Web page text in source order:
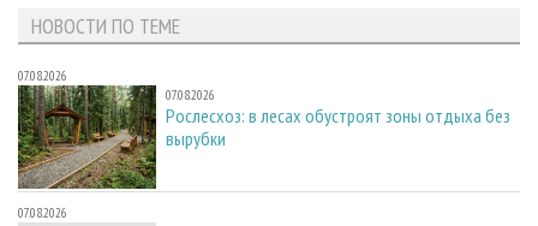
НОВОСТИ ПО ТЕМЕ
07.08.2026
07.08.2026
Рослесхоз: в лесах обустроят зоны отдыха без
вырубки
07.08.2026